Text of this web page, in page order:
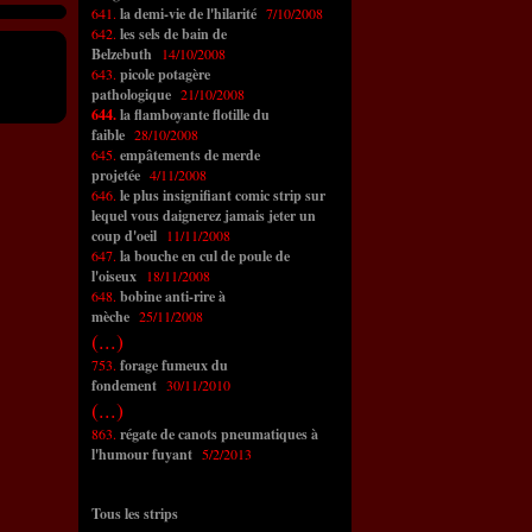
641. la demi-vie de l'hilarité 7/10/2008
642. les sels de bain de
Belzebuth 14/10/2008
643. picole potagère
pathologique 21/10/2008
644.la flamboyante flotille du
faible 28/10/2008
645. empâtements de merde
projetée 4/11/2008
646. le plus insignifiant comic strip sur
lequel vous daignerez jamais jeter un
coup d'oeil 11/11/2008
647. la bouche en cul de poule de
l'oiseux 18/11/2008
648. bobine anti-rire à
mèche 25/11/2008
(...)
753. forage fumeux du
fondement 30/11/2010
(...)
863. régate de canots pneumatiques à
l'humour fuyant 5/2/2013
Tous les strips